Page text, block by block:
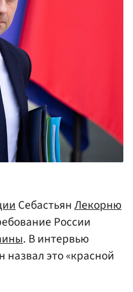
СебастьянЛекорню
России
. В интервью
назвал это «красной